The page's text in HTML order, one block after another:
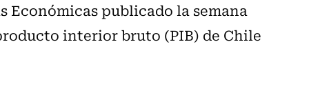
Económicas publicado la semana
interior bruto (PIB) de Chile